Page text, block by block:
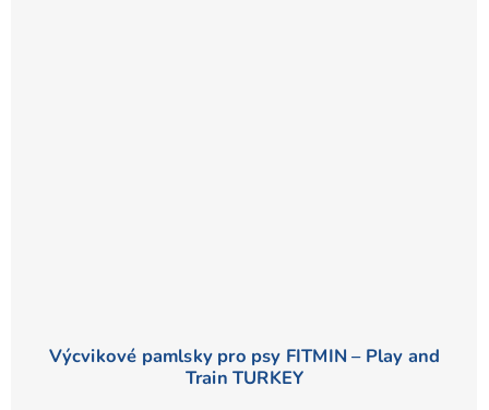
Výcvikové pamlsky pro psy FITMIN – Play and
Train TURKEY